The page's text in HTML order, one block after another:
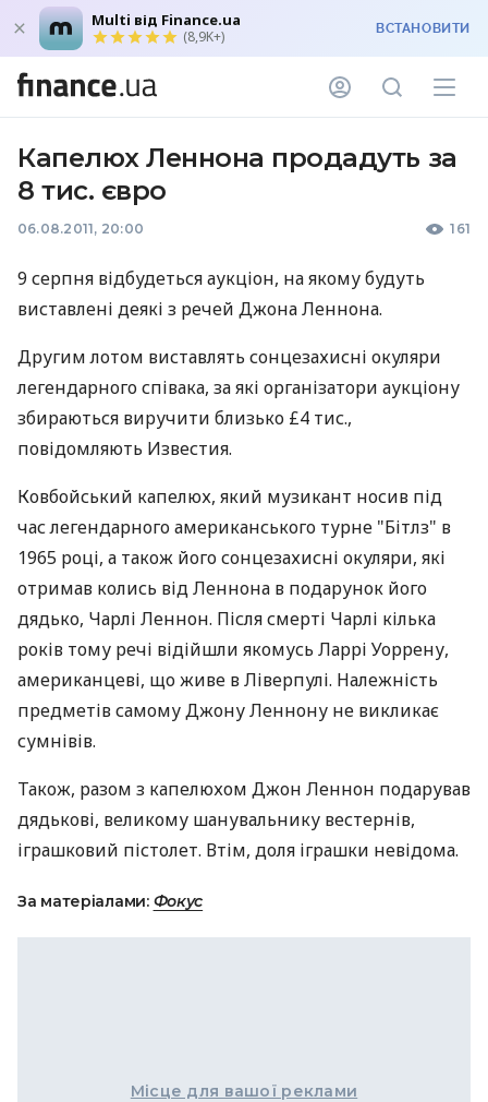
Multi від Finance.ua
(8,9K+) ВСТАНОВИТИ
Капелюх Леннона продадуть за
8 тис. євро
06.08.2011, 20:00 161
9 серпня відбудеться аукціон, на якому будуть
виставлені деякі з речей Джона Леннона.
Другим лотом виставлять сонцезахисні окуляри
легендарного співака, за які організатори аукціону
збираються виручити близько £4 тис.,
повідомляють Известия.
Ковбойський капелюх, який музикант носив під
час легендарного американського турне "Бітлз" в
1965 році, а також його сонцезахисні окуляри, які
отримав колись від Леннона в подарунок його
дядько, Чарлі Леннон. Після смерті Чарлі кілька
років тому речі відійшли якомусь Ларрі Уоррену,
американцеві, що живе в Ліверпулі. Належність
предметів самому Джону Леннону не викликає
сумнівів.
Також, разом з капелюхом Джон Леннон подарував
дядькові, великому шанувальнику вестернів,
іграшковий пістолет. Втім, доля іграшки невідома.
За матеріалами: Фокус
Місце для вашої реклами